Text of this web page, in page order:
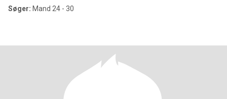
Søger: Mand 24 - 30